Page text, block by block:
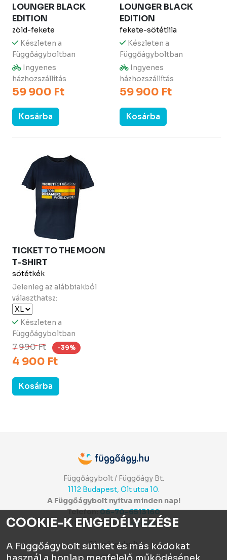
LOUNGER BLACK
EDITION
zöld-fekete
Készleten a
Függőágyboltban
Ingyenes
házhozszállítás
59 900 Ft
Kosárba
LOUNGER BLACK
EDITION
fekete-sötétlila
Készleten a
Függőágyboltban
Ingyenes
házhozszállítás
59 900 Ft
Kosárba
TICKET TO THE MOON
T-SHIRT
sötétkék
Jelenleg az alábbiakból
választhatsz:
Készleten a
Függőágyboltban
7 990 Ft -39%
4 900 Ft
Kosárba
Függőágybolt / Függőágy Bt.
1112 Budapest, Olt utca 10.
A Függőágybolt nyitva minden nap!
Telefon:06-70-6513160
Itt értékelhetsz:⭐⭐⭐⭐⭐
Függőágybolt
Chat
COOKIE-K ENGEDÉLYEZÉSE
A Függőágybolt sütiket és más kódokat